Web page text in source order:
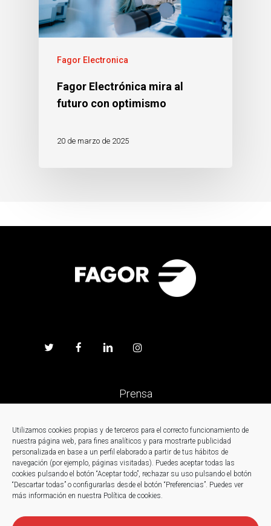
Utilizamos cookies propias y de terceros para el correcto funcionamiento de
nuestra página web, para fines analíticos y para mostrarte publicidad
personalizada en base a un perfil elaborado a partir de tus hábitos de
navegación (por ejemplo, páginas visitadas). Puedes aceptar todas las
cookies pulsando el botón “Aceptar todo”, rechazar su uso pulsando el botón
“Descartar todas” o configurarlas desde el botón “Preferencias”. Puedes ver
más información en nuestra Política de cookies.
Fagor Electronica
Fagor Electrónica mira al
futuro con optimismo
20 de marzo de 2025
Prensa
Trabaja en Fagor
Noticias
Contacto